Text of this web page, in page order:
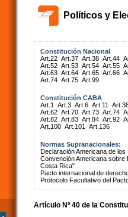
Políticos y
Constitución Nacional
Art.22 Art.37 Art.38 Art.44
Art.52 Art.53 Art.54 Art.55
Art.63 Art.64 Art.65 Art.66
Art.74 Art.75 Art.99
Constitución CABA
Art.1
Art.3 Art.6 Art.11
Art.62 Art.70 Art.73 Art.74
Art.82 Art.83 Art.84 Art.92
Art.100 Art.101 Art.136
Normas Supranacionales:
Declaración Americana de
Convención Americana
Costa Rica"
Pacto internacional de
Protocolo Facultativo del
Artículo Nº 40 de la